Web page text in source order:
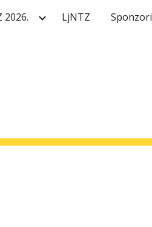
navigation
2026. LjNTZ Sponzori